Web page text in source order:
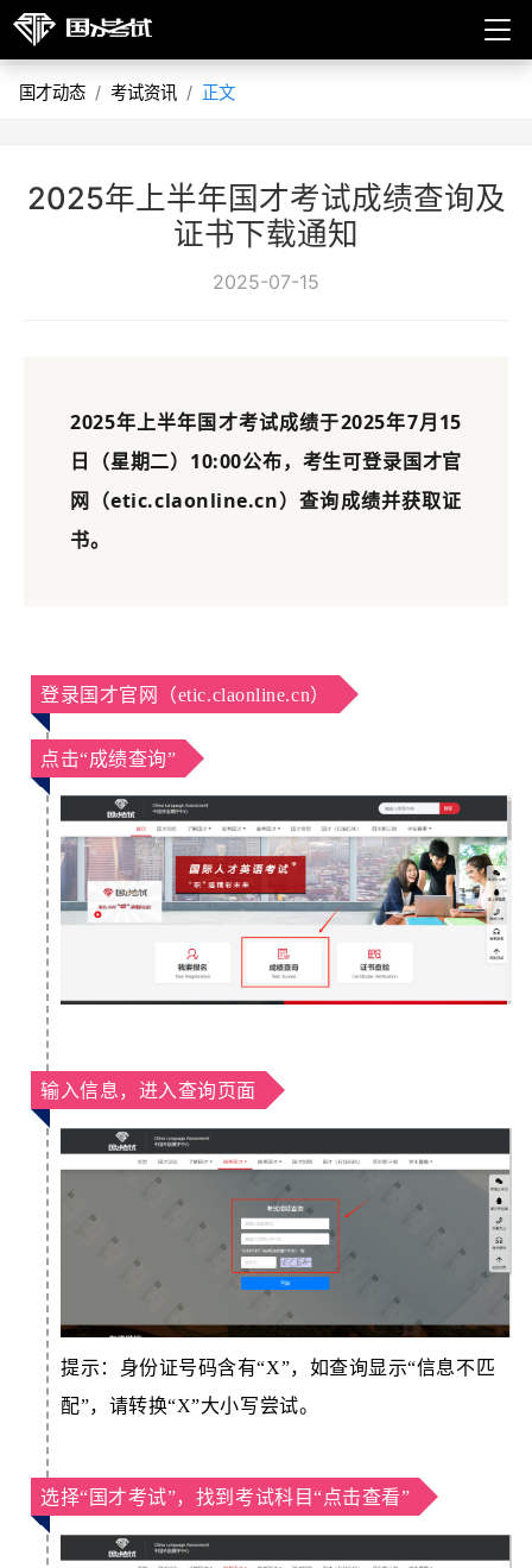
国才动态 考试资讯 正文
2025年上半年国才考试成绩查询及
证书下载通知
2025-07-15
2025年上半年国才考试成绩于2025年7月15
日（星期二）10:00公布，考生可登录国才官
网（etic.claonline.cn）查询成绩并获取证
书。
登录国才官网（etic.claonline.cn）
点击“成绩查询”
输入信息，进入查询页面
提示：身份证号码含有“X”，如查询显示“信息不匹
配”，请转换“X”大小写尝试。
选择“国才考试”，找到考试科目“点击查看”